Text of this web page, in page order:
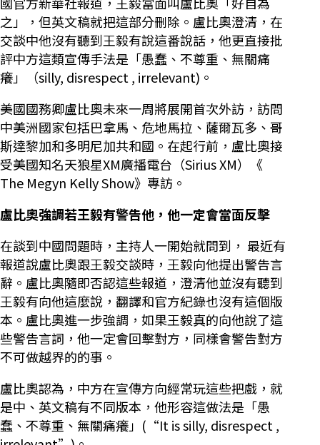
之」，但英文稿就把這部分刪除。盧比奧澄清，在
交談中他沒有聽到王毅有說這番說話，他更直接批
評中方這類宣傳手法是「愚蠢、不尊重、無關痛
癢」（silly, disrespect , irrelevant)。
美國國務卿盧比奧未來一周將展開首次外訪，訪問
中美洲國家包括巴拿馬、危地馬拉、薩爾瓦多、哥
斯達黎加和多明尼加共和國。在起行前，盧比奧接
受美國知名天狼星XM廣播電台（Sirius XM）《
The Megyn Kelly Show》專訪。
盧比奧強調若王毅有警告他，他一定會當面反擊
在談到中國問題時，主持人一開始就問到， 最近有
報道說盧比奧跟王毅交談時，王毅向他提出警告言
辭。盧比奧隨即否認這些報道，澄清他並沒有聽到
王毅有向他這麼說，翻譯和官方紀錄也沒有這個版
本。盧比奧進一步強調，如果王毅真的向他說了這
些警告言詞，他一定會回擊對方，同樣會警告對方
不可做越界的的事。
盧比奧認為，中方在宣傳方向經常玩這些把戲，就
是中、英文稿有不同版本，他形容這做法是「愚
蠢、不尊重、無關痛癢」(“It is silly, disrespect ,